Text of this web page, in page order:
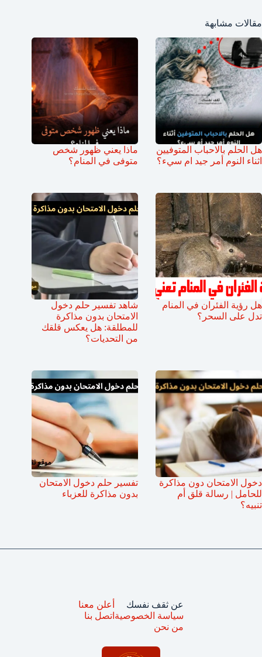
مقالات مشابهة
هل الحلم بالاحباب المتوفيين
اثناء النوم أمر جيد ام سيء؟
ماذا يعني ظهور شخص
متوفى في المنام؟
هل رؤية الفئران في المنام
تدل على السحر؟
شاهد تفسير حلم دخول
الامتحان بدون مذاكرة
للمطلقة: هل يعكس قلقك
من التحديات؟
دخول الامتحان دون مذاكرة
للحامل | رسالة قلق أم
تنبيه؟
تفسير حلم دخول الامتحان
بدون مذاكرة للعزباء
عن ثقف نفسك
سياسة الخصوصية
من نحن
أعلن معنا
اتصل بنا